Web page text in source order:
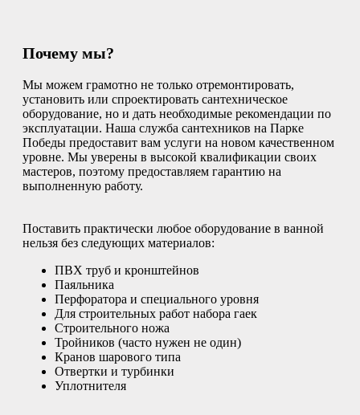
Почему мы?
Мы можем грамотно не только отремонтировать,
установить или спроектировать сантехническое
оборудование, но и дать необходимые рекомендации по
эксплуатации. Наша служба сантехников на Парке
Победы предоставит вам услуги на новом качественном
уровне. Мы уверены в высокой квалификации своих
мастеров, поэтому предоставляем гарантию на
выполненную работу.
Поставить практически любое оборудование в ванной
нельзя без следующих материалов:
ПВХ труб и кронштейнов
Паяльника
Перфоратора и специального уровня
Для строительных работ набора гаек
Строительного ножа
Тройников (часто нужен не один)
Кранов шарового типа
Отвертки и турбинки
Уплотнителя